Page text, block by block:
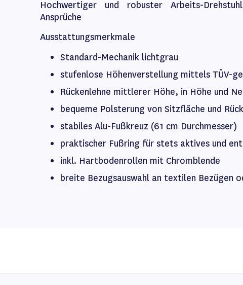
Hochwertiger und robuster Arbeits-
Ansprüche
Ausstattungsmerkmale
Standard-Mechanik lichtgrau
stufenlose Höhenverstellung mittels TÜV-
Rückenlehne mittlerer Höhe, in Höhe und
bequeme Polsterung von Sitzfläche und
stabiles Alu-Fußkreuz (61 cm Durchmesser)
praktischer Fußring für stets aktives und
inkl. Hartbodenrollen mit Chromblende
breite Bezugsauswahl an textilen Bezügen